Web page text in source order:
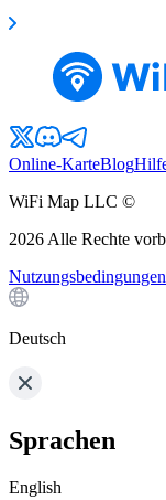
Online-KarteBlog
WiFi Map LLC ©
2026 Alle Rechte
Nutzungsbedingungen
Deutsch
Sprachen
English